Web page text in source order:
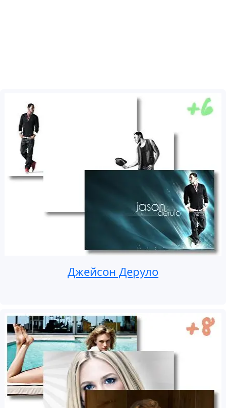
Джейсон Деруло